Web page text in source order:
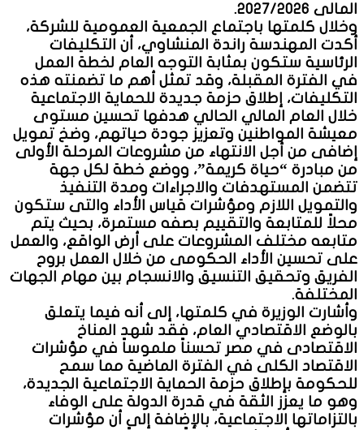
المالى 2027/2026.
وخلال كلمتها باجتماع الجمعية العمومية للشركة،
أكدت المهندسة راندة المنشاوي، أن التكليفات
الرئاسية ستكون بمثابة التوجه العام لخطة العمل
في الفترة المقبلة، وقد تمثل أهم ما تضمنته هذه
التكليفات، إطلاق حزمة جديدة للحماية الاجتماعية
خلال العام المالي الحالي هدفها تحسين مستوى
معيشة المواطنين وتعزيز جودة حياتهم، وضخ تمويل
إضافى من أجل الانتهاء من مشروعات المرحلة الأولى
من مبادرة “حياة كريمة”، ووضع خطة لكل جهة
تتضمن المستهدفات والاجراءات ومدة التنفيذ
والتمويل اللازم ومؤشرات قياس الأداء والتى ستكون
محلاً للمتابعة والتقييم بصفه مستمرة، بحيث يتم
متابعه مختلف المشروعات على أرض الواقع، والعمل
على تحسين الأداء الحكومى من خلال العمل بروح
الفريق وتحقيق التنسيق والانسجام بين مهام الجهات
المختلفة.
وأشارت الوزيرة في كلمتها، إلى أنه فيما يتعلق
بالوضع الاقتصادي العام، فقد شهد المناخ
الاقتصادى في مصر تحسناً ملموساً في مؤشرات
الاقتصاد الكلى في الفترة الماضية مما سمح
للحكومة بإطلاق حزمة الحماية الاجتماعية الجديدة،
وهو ما يعزز الثقة في قدرة الدولة على الوفاء
بالتزاماتها الاجتماعية، بالإضافة إلى أن مؤشرات